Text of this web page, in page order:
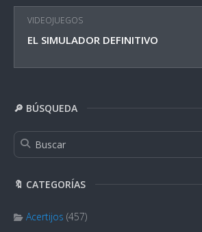
VIDEOJUEGOS
EL SIMULADOR DEFINITIVO
🔎 BÚSQUEDA
🔖 CATEGORÍAS
Acertijos (457)